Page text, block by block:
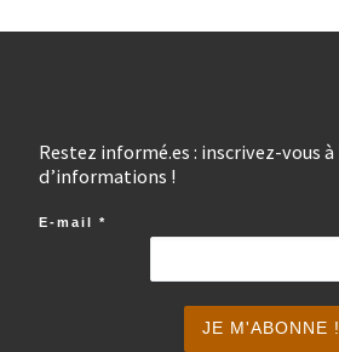
Restez informé.es : inscrivez-vous
d’informations !
E-mail *